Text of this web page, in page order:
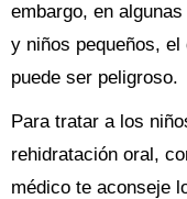
embargo, en
y niños pequeños,
puede ser peligroso.
Para tratar a los
rehidratación oral,
médico te aconseje